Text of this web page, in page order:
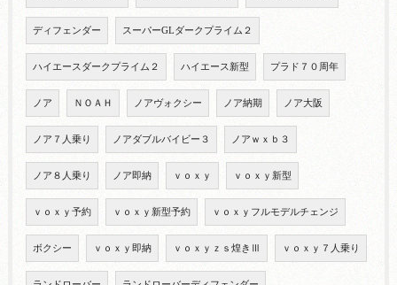
ディフェンダー スーパーGLダークプライム２
ハイエースダークプライム２ ハイエース新型 プラド７０周年
ノア ＮＯＡＨ ノアヴォクシー ノア納期 ノア大阪
ノア７人乗り ノアダブルバイビー３ ノアｗｘｂ３
ノア８人乗り ノア即納 ｖｏｘｙ ｖｏｘｙ新型
ｖｏｘｙ予約 ｖｏｘｙ新型予約 ｖｏｘｙフルモデルチェンジ
ボクシー ｖｏｘｙ即納 ｖｏｘｙｚｓ煌きⅢ ｖｏｘｙ７人乗り